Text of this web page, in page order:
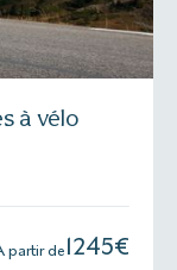
à vélo
partir de 1245€